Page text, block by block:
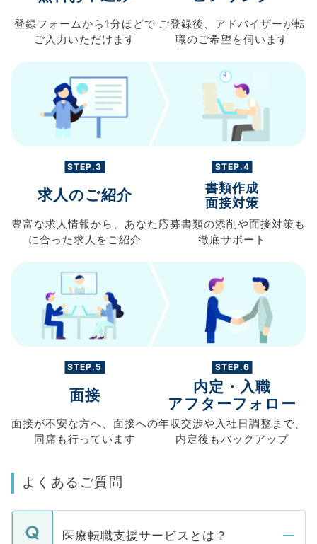
登録フォームから 1分ほどで
ご入力 いただけます
ご登録後、 アドバイザーが転
職のご希望を伺います
STEP.3
求人のご紹介
豊富な求人情報から、 あなた
に合った求人を ご紹介
STEP.4
書類作成
面接対策
応募書類の添削や面接対策も
徹底サポート
STEP.5
面接
面接が不安な方へ、 面接への
同席も行っています
STEP.6
内定・入職
アフターフォロー
年収交渉や入社日調整まで、
内定後もバックアップ
よくあるご質問
医療転職支援サービスとは？